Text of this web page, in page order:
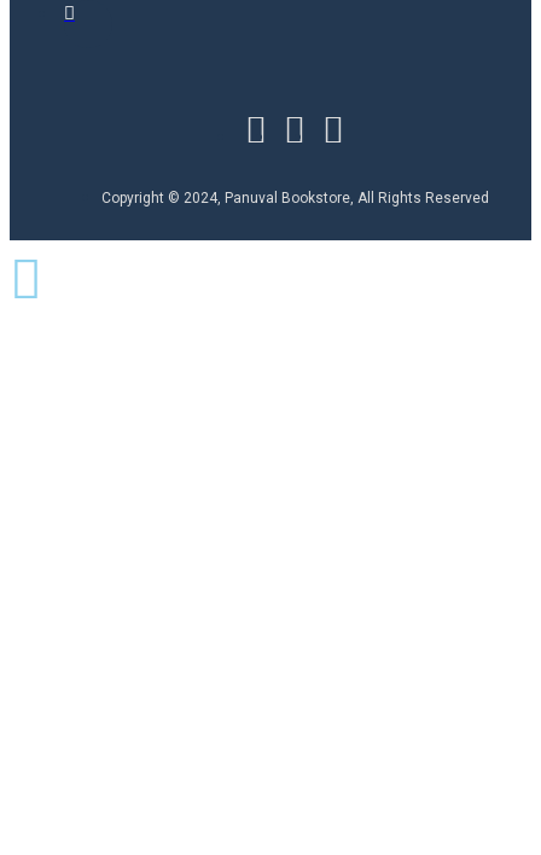
Copyright © 2024, Panuval Bookstore, All Rights Reserved